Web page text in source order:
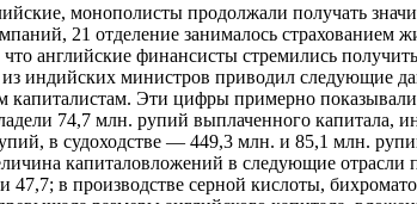
монополисты продолжали получать
21 отделение занималось
английские финансисты стремились
индийских министров приводил следующие
Эти цифры примерно показывали
74,7 млн. рупий выплаченного
в судоходстве — 449,3 млн. и 85,1 млн.
капиталовложений в следующие отрасли
в производстве серной кислоты,